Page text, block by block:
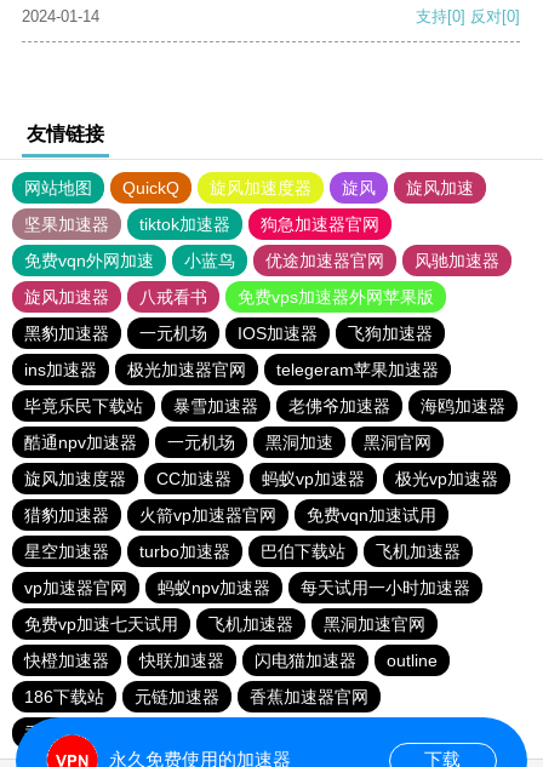
2024-01-14 支持[0] 反对[0]
友情链接
网站地图 QuickQ 旋风加速度器 旋风
旋风加速
坚果加速器
tiktok加速器
狗急加速器官网
免费vqn外网加速
小蓝鸟 优途加速器官网
风驰加速器
旋风加速器
八戒看书
免费vps加速器外网苹果版
黑豹加速器
一元机场 IOS加速器
飞狗加速器
ins加速器
极光加速器官网
telegeram苹果加速器
毕竟乐民下载站
暴雪加速器 老佛爷加速器
海鸥加速器
酷通npv加速器
一元机场 黑洞加速
黑洞官网
旋风加速度器
CC加速器 蚂蚁vp加速器
极光vp加速器
猎豹加速器
火箭vp加速器官网
免费vqn加速试用
星空加速器
turbo加速器 巴伯下载站
飞机加速器
vp加速器官网
蚂蚁npv加速器
每天试用一小时加速器
免费vp加速七天试用
飞机加速器
黑洞加速官网
快橙加速器
快联加速器 闪电猫加速器
outline
186下载站
元链加速器
香蕉加速器官网
香蕉加速器官网正版
永久免费使用的加速器 下载